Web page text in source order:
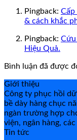
Pingback: Cấp
& cách khắc
Pingback:
Hiệu Quả.
Bình luận đã được
Giới thiệu
Công ty phục hồi
bề dày hàng chục
ngàn trường hợp
viện, ngân hàng,
Tin tức